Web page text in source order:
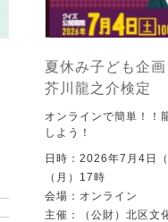
夏休み子ども企
芥川龍之介検定
オンラインで簡単！！
しよう！
日時：2026年7月4日
（月）17時
会場：オンライン
主催：（公財）北区